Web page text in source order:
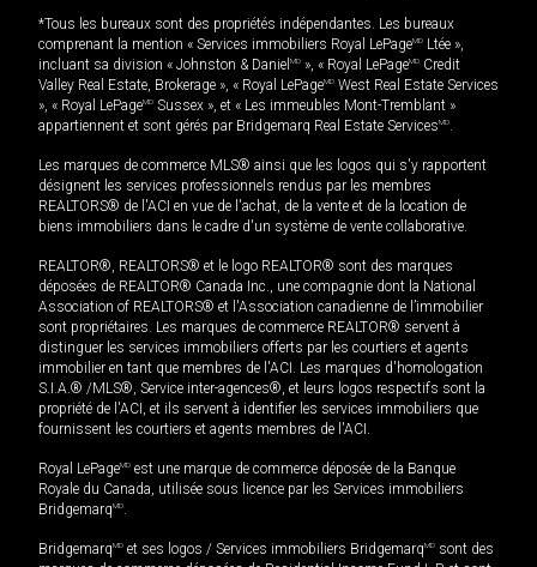
*Tous les bureaux sont des propriétés indépendantes. Les bureaux
comprenant la mention « Services immobiliers Royal LePageMD Ltée »,
incluant sa division « Johnston & Daniel MD », « Royal LePageMD Credit
Valley Real Estate, Brokerage », « Royal LePageMD West Real Estate Services
», « Royal LePageMD Sussex », et « Les immeubles Mont-Tremblant »
appartiennent et sont gérés par Bridgemarq Real Estate ServicesMD.
Les marques de commerce MLS® ainsi que les logos qui s'y rapportent
désignent les services professionnels rendus par les membres
REALTORS® de l'ACI en vue de l'achat, de la vente et de la location de
biens immobiliers dans le cadre d'un système de vente collaborative.
REALTOR®, REALTORS® et le logo REALTOR® sont des marques
déposées de REALTOR® Canada Inc., une compagnie dont la National
Association of REALTORS® et l'Association canadienne de l’immobilier
sont propriétaires. Les marques de commerce REALTOR® servent à
distinguer les services immobiliers offerts par les courtiers et agents
immobilier en tant que membres de l'ACI. Les marques d'homologation
S.I.A.® /MLS®, Service inter-agences®, et leurs logos respectifs sont la
propriété de l'ACI, et ils servent à identifier les services immobiliers que
fournissent les courtiers et agents membres de l'ACI.
Royal LePageMD est une marque de commerce déposée de la Banque
Royale du Canada, utilisée sous licence par les Services immobiliers
BridgemarqMD.
BridgemarqMD et ses logos / Services immobiliers BridgemarqMD sont des